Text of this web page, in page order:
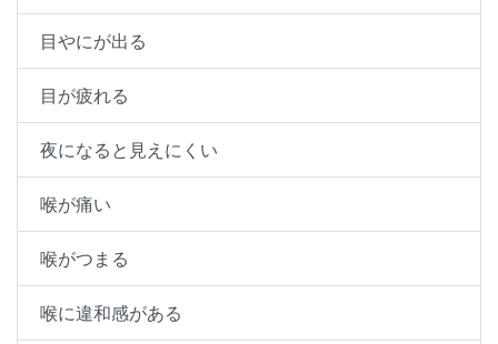
目やにが出る
目が疲れる
夜になると見えにくい
喉が痛い
喉がつまる
喉に違和感がある